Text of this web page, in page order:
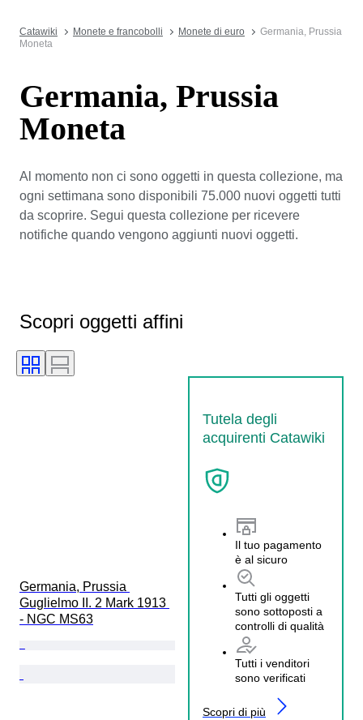
Catawiki Monete e francobolli Monete di euro
Germania, Prussia
Moneta
Germania, Prussia
Moneta
Al momento non ci sono oggetti in questa collezione, ma
ogni settimana sono disponibili 75.000 nuovi oggetti tutti
da scoprire. Segui questa collezione per ricevere
notifiche quando vengono aggiunti nuovi oggetti.
Scopri oggetti affini
Tutela degli
acquirenti Catawiki
Il tuo pagamento
è al sicuro
Tutti gli oggetti
sono sottoposti a
controlli di qualità
Tutti i venditori
sono verificati
Scopri di più
Germania, Prussia
Guglielmo II. 2 Mark 1913
- NGC MS63